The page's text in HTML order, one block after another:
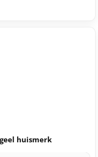
huismerk